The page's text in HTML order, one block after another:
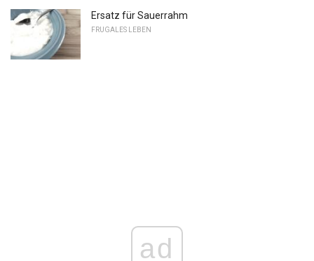
Ersatz für Sauerrahm
FRUGALES LEBEN
ad